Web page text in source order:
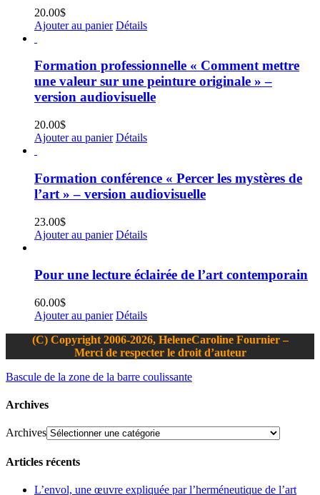
20.00$
Ajouter au panier Détails
Formation professionnelle « Comment mettre
une valeur sur une peinture originale » –
version audiovisuelle
20.00$
Ajouter au panier Détails
Formation conférence « Percer les mystères de
l’art » – version audiovisuelle
23.00$
Ajouter au panier Détails
Pour une lecture éclairée de l’art contemporain
60.00$
Ajouter au panier Détails
(C) Copyright 2006-2026, HeleneCaroline Fournier –
Merci de respecter le droit d’auteur
Bascule de la zone de la barre coulissante
Archives
Archives
Articles récents
L’envol, une œuvre expliquée par l’herméneutique de l’art